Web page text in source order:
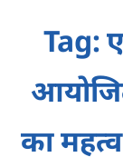
Tag:
का